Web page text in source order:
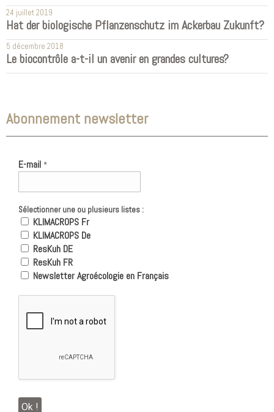
24 juillet 2019
Hat der biologische Pflanzenschutz im Ackerbau Zukunft?
5 décembre 2018
Le biocontrôle a-t-il un avenir en grandes cultures?
Abonnement newsletter
E-mail *
Sélectionner une ou plusieurs listes :
KLIMACROPS Fr
KLIMACROPS De
ResKuh DE
ResKuh FR
Newsletter Agroécologie en Français